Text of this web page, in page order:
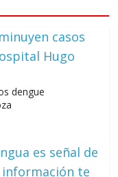
Centroamericanos
de Constanza,
dengue